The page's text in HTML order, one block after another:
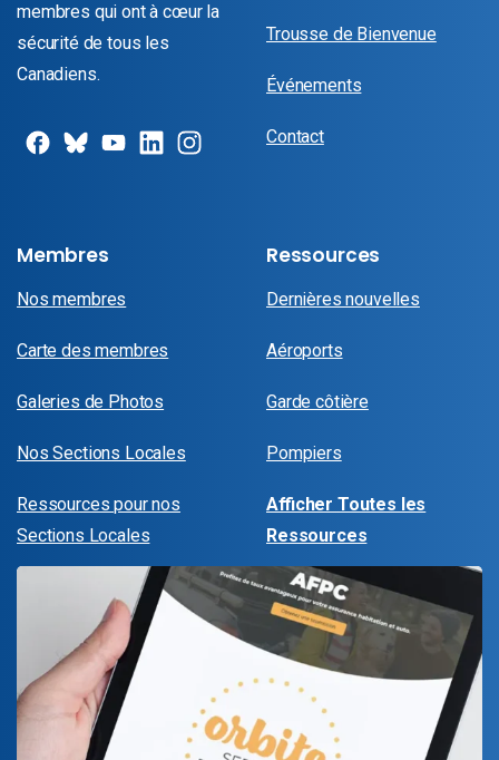
membres qui ont à cœur la
sécurité de tous les
Canadiens.
Trousse de Bienvenue
Événements
Contact
Membres
Nos membres
Carte des membres
Galeries de Photos
Nos Sections Locales
Ressources pour nos
Sections Locales
Ressources
Dernières nouvelles
Aéroports
Garde côtière
Pompiers
Afficher Toutes les
Ressources